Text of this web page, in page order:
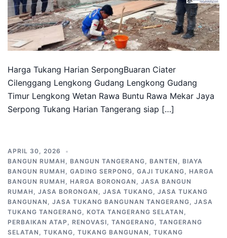
Harga Tukang Harian SerpongBuaran Ciater
Cilenggang Lengkong Gudang Lengkong Gudang
Timur Lengkong Wetan Rawa Buntu Rawa Mekar Jaya
Serpong Tukang Harian Tangerang siap […]
APRIL 30, 2026
BANGUN RUMAH , BANGUN TANGERANG, BANTEN , BIAYA
BANGUN RUMAH , GADING SERPONG, GAJI TUKANG, HARGA
BANGUN RUMAH , HARGA BORONGAN , JASA BANGUN
RUMAH , JASA BORONGAN , JASA TUKANG, JASA TUKANG
BANGUNAN , JASA TUKANG BANGUNAN TANGERANG, JASA
TUKANG TANGERANG, KOTA TANGERANG SELATAN ,
PERBAIKAN ATAP , RENOVASI, TANGERANG, TANGERANG
SELATAN , TUKANG, TUKANG BANGUNAN , TUKANG